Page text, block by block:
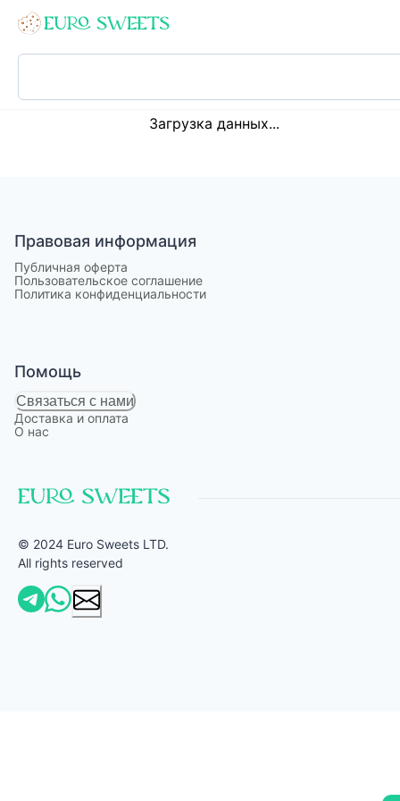
Loading...
Загрузка данных...
Правовая информация
Публичная оферта
Пользовательское соглашение
Политика конфиденциальности
Помощь
Связаться с нами
Доставка и оплата
О нас
© 2024 Euro Sweets LTD.
All rights reserved